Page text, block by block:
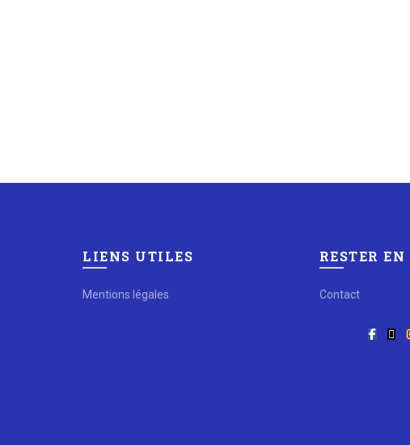
LIENS UTILES
Mentions légales
RESTER
Contact